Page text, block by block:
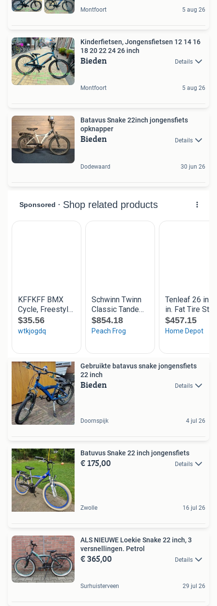
Montfoort 5 aug 26
Kinderfietsen, Jongensfietsen 12 14 16
18 20 22 24 26 inch
Bieden Details
Montfoort 5 aug 26
Batavus Snake 22inch jongensfiets
opknapper
Bieden Details
Dodewaard 30 jun 26
Gebruikte batavus snake jongensfiets
22 inch
Bieden Details
Doornspijk 4 jul 26
Batuvus Snake 22 inch jongensfiets
€ 175,00 Details
Zwolle 16 jul 26
ALS NIEUWE Loekie Snake 22 inch, 3
versnellingen. Petrol
€ 365,00 Details
Surhuisterveen 29 jul 26